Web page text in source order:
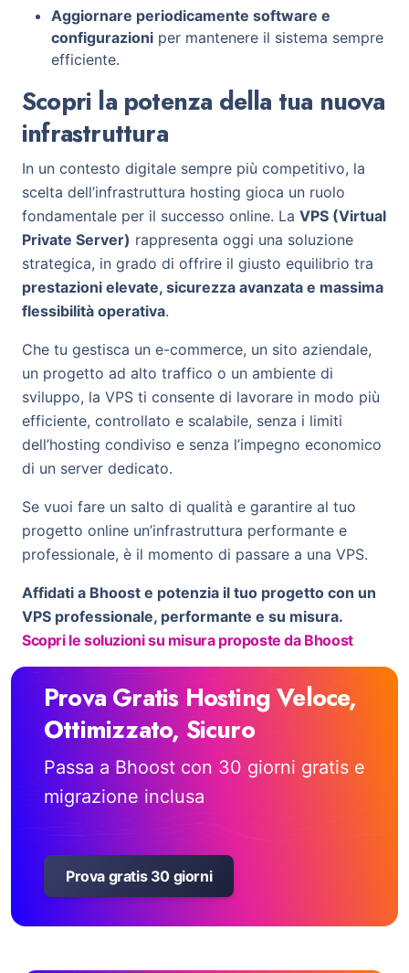
Aggiornare periodicamente software e
configurazioni per mantenere il sistema sempre
efficiente.
Scopri la potenza della tua nuova
infrastruttura
In un contesto digitale sempre più competitivo, la
scelta dell’infrastruttura hosting gioca un ruolo
fondamentale per il successo online. La VPS (Virtual
Private Server) rappresenta oggi una soluzione
strategica, in grado di offrire il giusto equilibrio tra
prestazioni elevate, sicurezza avanzata e massima
flessibilità operativa.
Che tu gestisca un e-commerce, un sito aziendale,
un progetto ad alto traffico o un ambiente di
sviluppo, la VPS ti consente di lavorare in modo più
efficiente, controllato e scalabile, senza i limiti
dell’hosting condiviso e senza l’impegno economico
di un server dedicato.
Se vuoi fare un salto di qualità e garantire al tuo
progetto online un’infrastruttura performante e
professionale, è il momento di passare a una VPS.
Affidati a Bhoost e potenzia il tuo progetto con un
VPS professionale, performante e su misura.
Scopri le soluzioni su misura proposte da Bhoost
Prova Gratis Hosting Veloce,
Ottimizzato, Sicuro
Passa a Bhoost con 30 giorni gratis e
migrazione inclusa
Prova gratis 30 giorni